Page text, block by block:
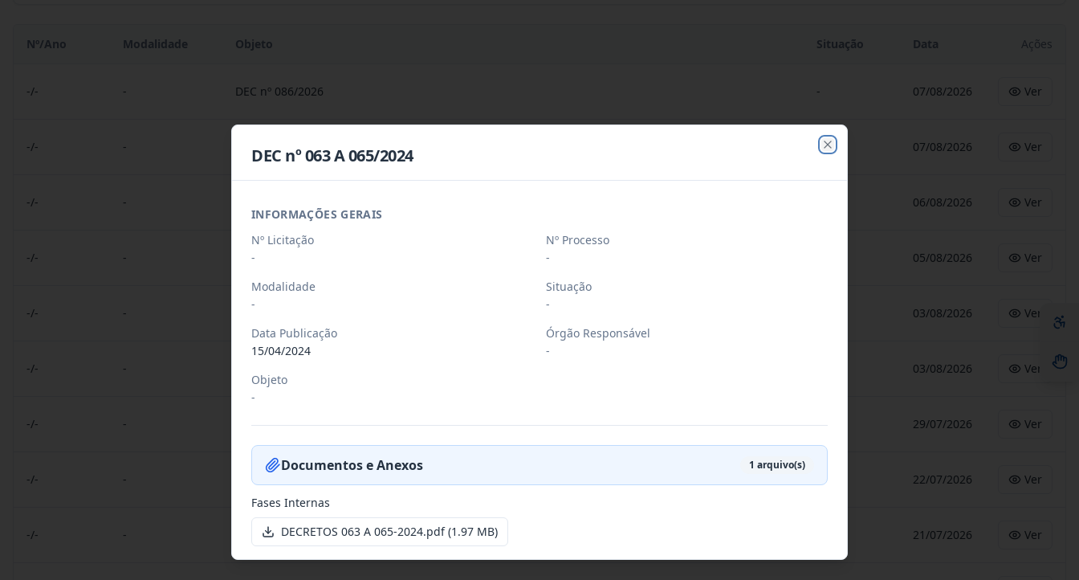
Nº/Ano Modalidade Objeto Situação Data Ações
-/- - DEC nº 086/2026 - 07/08/2026 Ver
-/- - DEC nº 085/2026 - 07/08/2026 Ver
-/- - 06/08/2026 Ver
-/- - DEC nº 21/2026 05/08/2026 Ver
-/- - 03/08/2026 Ver
-/- - 03/08/2026 Ver
-/- - PORT nº 023/2026 - 29/07/2026 Ver
-/- - RREO nº 3º 2026/2026 22/07/2026 Ver
-/- - DEC nº 080 E 081/2026 21/07/2026 Ver
DEC nº 063 A 065/2024
INFORMAÇÕES GERAIS
Nº Licitação
-
Nº Processo
-
Modalidade
-
Situação
-
Data Publicação
15/04/2024
Órgão Responsável
-
Objeto
-
Documentos e Anexos 1 arquivo(s)
Fases Internas
DECRETOS 063 A 065-2024.pdf(1.97 MB)
Close